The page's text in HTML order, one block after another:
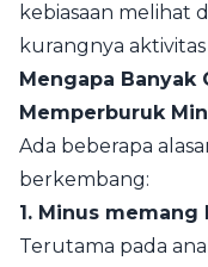
kebiasaan melihat
kurangnya
Mengapa Banyak
Memperburuk
Ada beberapa
berkembang:
1. Minus
Terutama pada